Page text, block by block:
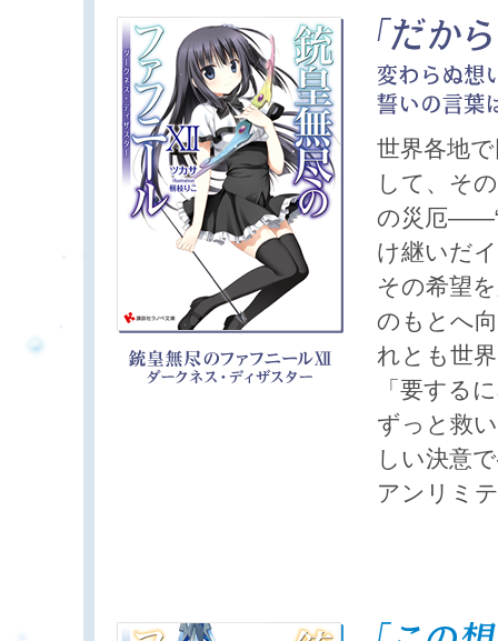
世界各地
して、そ
の災厄――“
け継いだ
その希望
のもとへ
れとも世
「要する
ずっと救
しい決意
アンリミ